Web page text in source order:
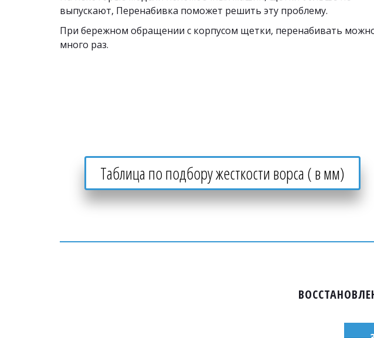
выпускают, Перенабивка поможет решить эту проблему.
При бережном обращении с корпусом щетки, перенабивать
много раз.
Таблица по подбору жесткости ворса ( в мм)